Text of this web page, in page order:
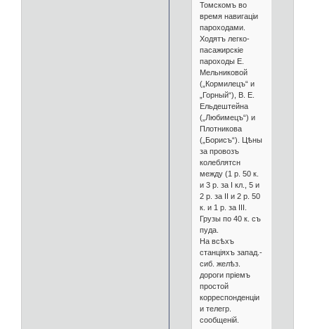
Томскомъ во
время навигаціи
пароходами.
Ходятъ легко-
пасажирскіе
пароходы Е.
Мельниковой
(„Кормилецъ“ и
„Горный“), В. Е.
Ельдештейна
(„Любимецъ“) и
Плотникова
(„Борисъ“). Цѣны
за провозъ
колеблятсн
между (1 р. 50 к.
и 3 р. за I кл., 5 и
2 р. за II и 2 р. 50
к. и 1 р. за III.
Грузы по 40 к. съ
пуда.
На всѣхъ
станціяхъ запад.-
сиб. желѣз.
дороги пріемъ
простой
корреспонденціи
и телегр.
сообщеній.